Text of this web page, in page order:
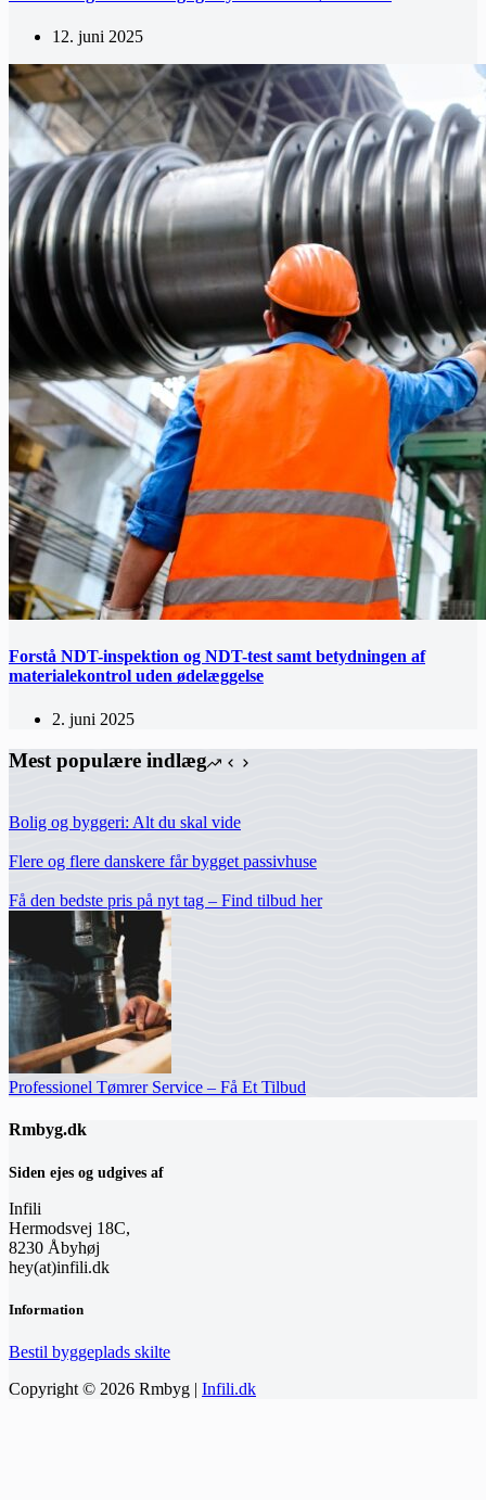
12. juni 2025
Forstå NDT-inspektion og NDT-test samt betydningen af
materialekontrol uden ødelæggelse
2. juni 2025
Mest populære indlæg
Bolig og byggeri: Alt du skal vide
Flere og flere danskere får bygget passivhuse
Få den bedste pris på nyt tag – Find tilbud her
Professionel Tømrer Service – Få Et Tilbud
Rmbyg.dk
Siden ejes og udgives af
Infili
Hermodsvej 18C,
8230 Åbyhøj
hey(at)infili.dk
Information
Bestil byggeplads skilte
Copyright © 2026 Rmbyg | Infili.dk